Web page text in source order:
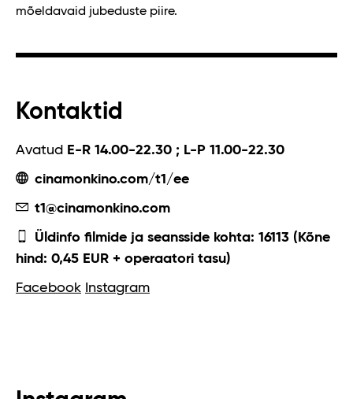
mõeldavaid jubeduste piire.
Kontaktid
Avatud E-R 14.00-22.30 ; L-P 11.00-22.30
cinamonkino.com/t1/ee
t1@cinamonkino.com
Üldinfo filmide ja seansside kohta: 16113 (Kõne
hind: 0,45 EUR + operaatori tasu)
Facebook Instagram